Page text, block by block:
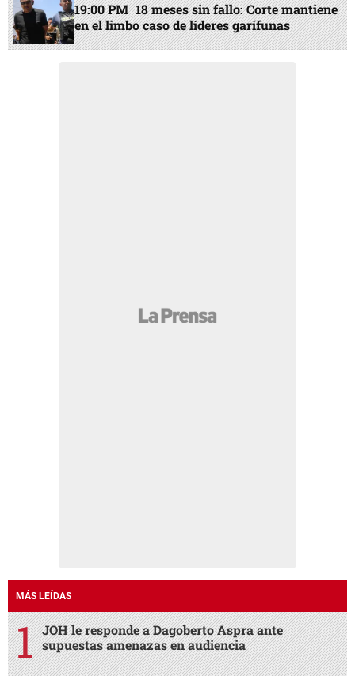
19:00 PM 18 meses sin fallo: Corte mantiene
en el limbo caso de líderes garífunas
MÁS LEÍDAS
JOH le responde a Dagoberto Aspra ante
supuestas amenazas en audiencia